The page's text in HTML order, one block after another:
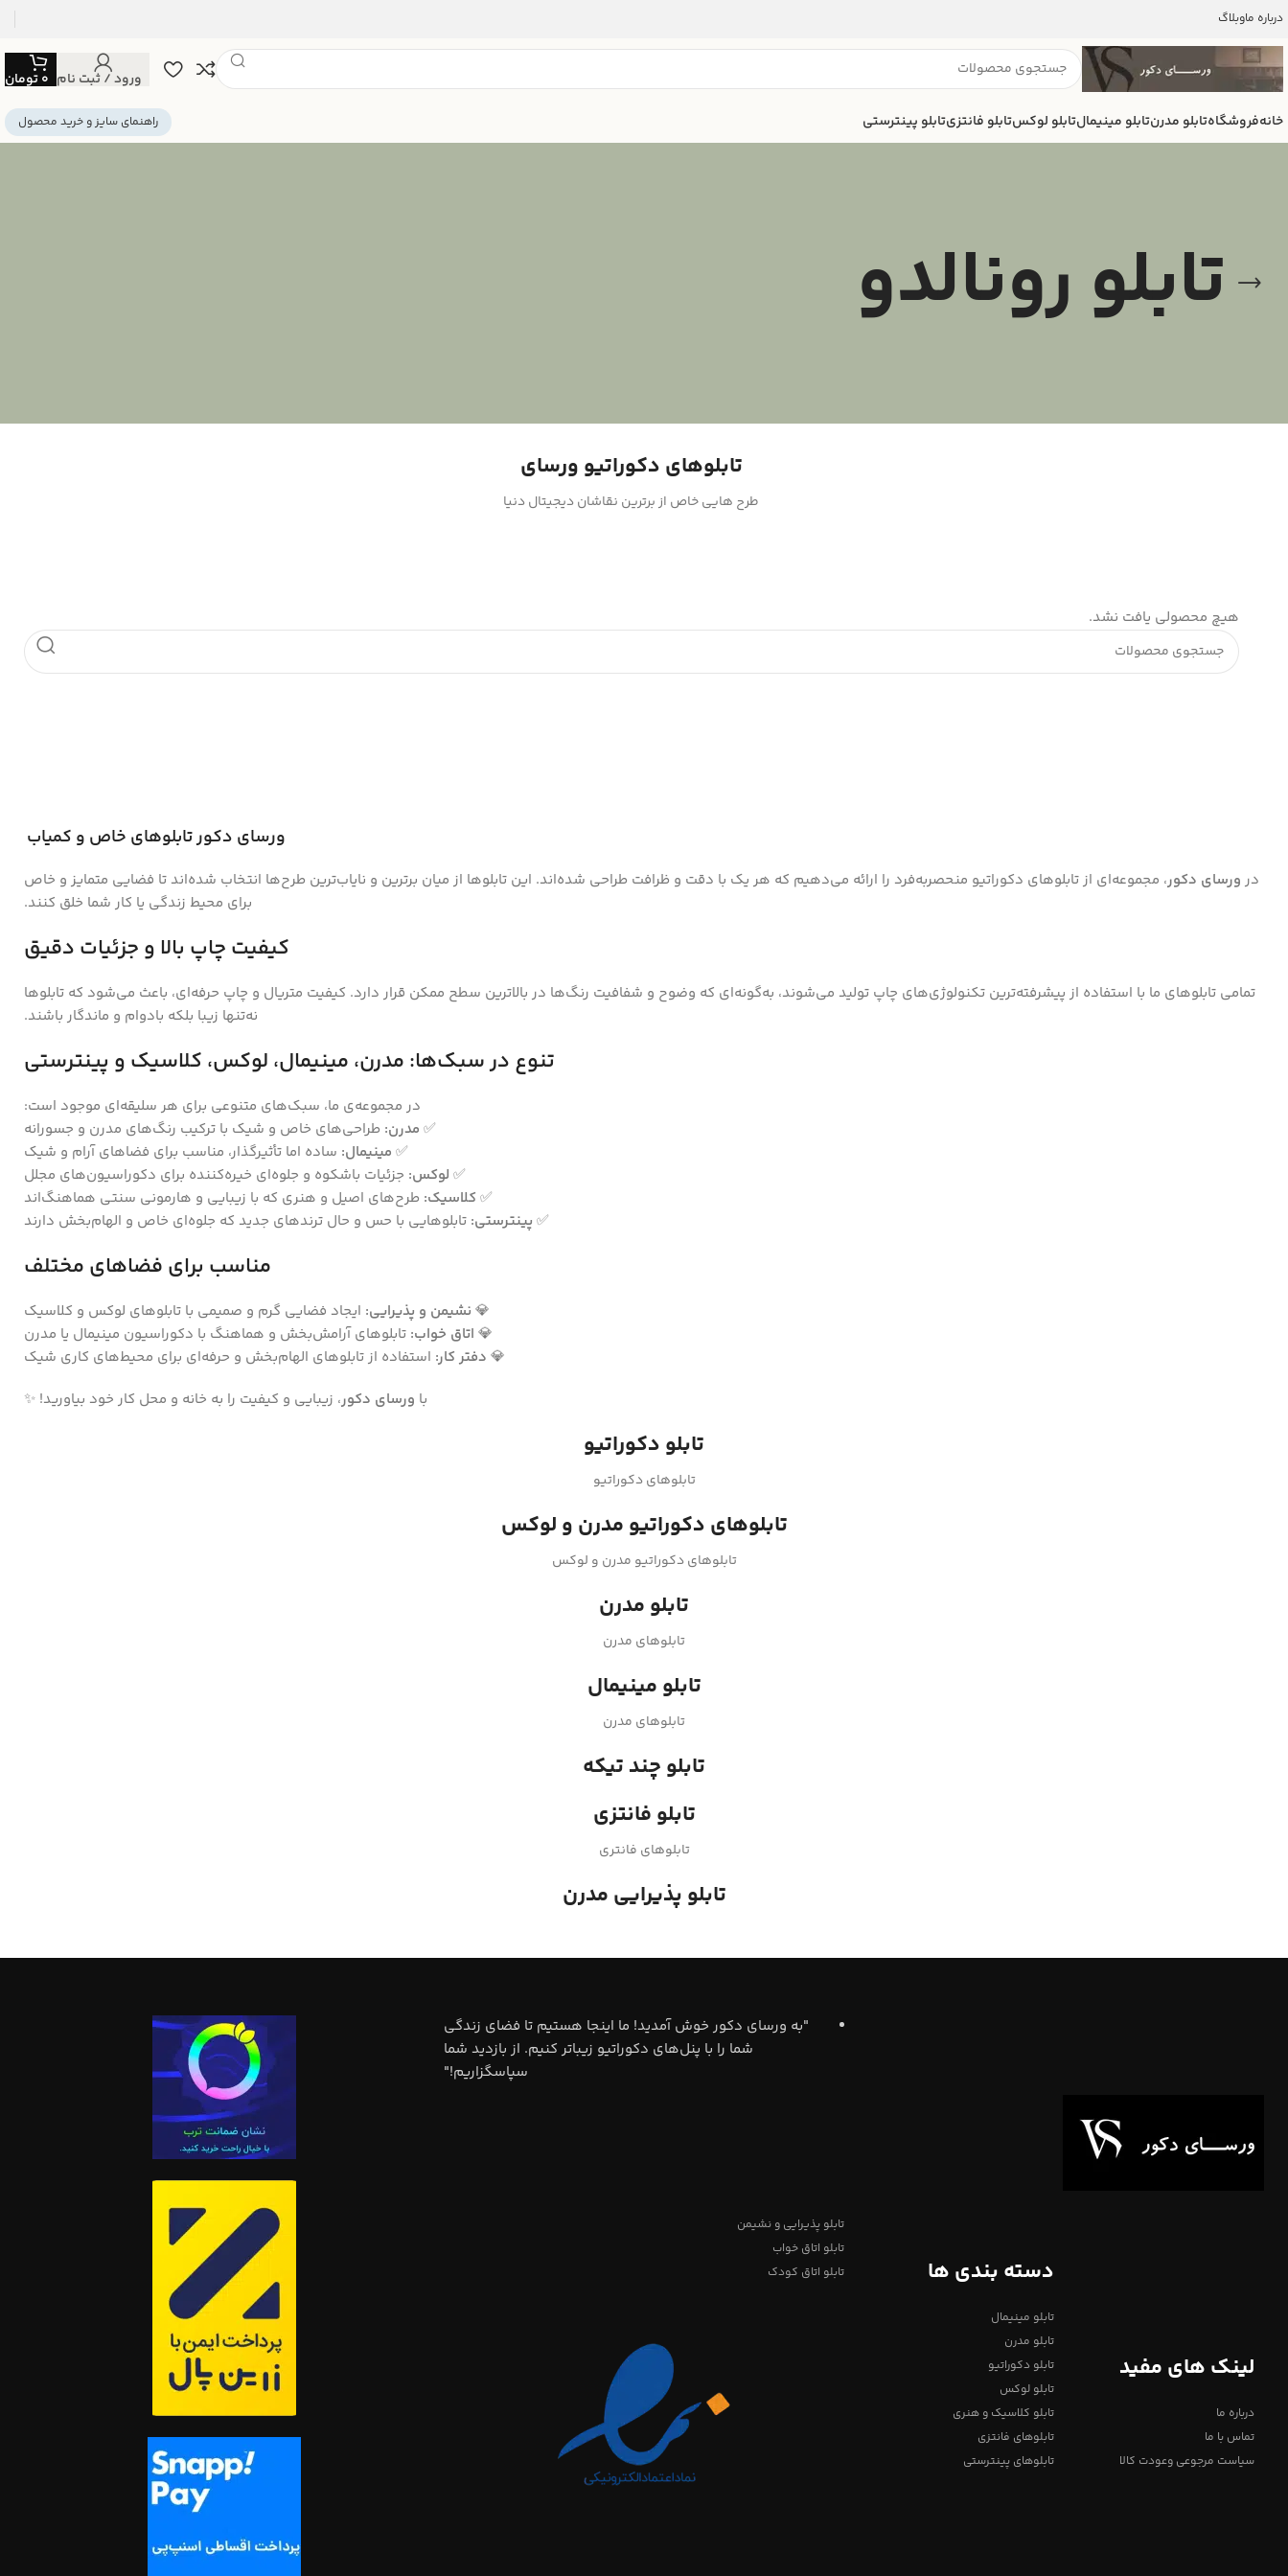
درباره ماوبلاگ
ورود / ثبت نام 0تومان
خانهفروشگاهتابلو مدرنتابلو مینیمالتابلو لوکستابلو فانتزیتابلو پینترستی راهنمای سایز و خرید محصول
تابلو رونالدو
تابلوهای دکوراتیو ورسای
طرح هایی خاص از برترین نقاشان دیجیتال دنیا
هیچ محصولی یافت نشد.
ورسای دکور تابلوهای خاص و کمیاب
در ورسای دکور، مجموعه‌ای از تابلوهای دکوراتیو منحصر‌به‌فرد را ارائه می‌دهیم که هر یک با دقت و ظرافت طراحی شده‌اند. این تابلوها از میان برترین و نایاب‌ترین طرح‌ها انتخاب شده‌اند تا فضایی متمایز و خاص
برای محیط زندگی یا کار شما خلق کنند.
کیفیت چاپ بالا و جزئیات دقیق
تمامی تابلوهای ما با استفاده از پیشرفته‌ترین تکنولوژی‌های چاپ تولید می‌شوند، به‌گونه‌ای که وضوح و شفافیت رنگ‌ها در بالاترین سطح ممکن قرار دارد. کیفیت متریال و چاپ حرفه‌ای، باعث می‌شود که تابلوها
نه‌تنها زیبا بلکه بادوام و ماندگار باشند.
تنوع در سبک‌ها: مدرن، مینیمال، لوکس، کلاسیک و پینترستی
در مجموعه‌ی ما، سبک‌های متنوعی برای هر سلیقه‌ای موجود است:
✅ مدرن: طراحی‌های خاص و شیک با ترکیب رنگ‌های مدرن و جسورانه
✅ مینیمال: ساده اما تأثیرگذار، مناسب برای فضاهای آرام و شیک
✅ لوکس: جزئیات باشکوه و جلوه‌ای خیره‌کننده برای دکوراسیون‌های مجلل
✅ کلاسیک: طرح‌های اصیل و هنری که با زیبایی و هارمونی سنتی هماهنگ‌اند
✅ پینترستی: تابلوهایی با حس و حال ترندهای جدید که جلوه‌ای خاص و الهام‌بخش دارند
مناسب برای فضاهای مختلف
💎 نشیمن و پذیرایی: ایجاد فضایی گرم و صمیمی با تابلوهای لوکس و کلاسیک
💎 اتاق خواب: تابلوهای آرامش‌بخش و هماهنگ با دکوراسیون مینیمال یا مدرن
💎 دفتر کار: استفاده از تابلوهای الهام‌بخش و حرفه‌ای برای محیط‌های کاری شیک
با ورسای دکور، زیبایی و کیفیت را به خانه و محل کار خود بیاورید! ✨
تابلو دکوراتیو
تابلوهای دکوراتیو
تابلوهای دکوراتیو مدرن و لوکس
تابلوهای دکوراتیو مدرن و لوکس
تابلو مدرن
تابلوهای مدرن
تابلو مینیمال
تابلوهای مدرن
تابلو چند تیکه
تابلو فانتزی
تابلوهای فانتری
تابلو پذیرایی مدرن
لینک های مفید
درباره ما
تماس با ما
سیاست مرجوعی وعودت کالا
دسته بندی ها
تابلو مینیمال
تابلو مدرن
تابلو دکوراتیو
تابلو لوکس
تابلو کلاسیک و هنری
تابلوهای فانتزی
تابلوهای پینترستی
"به ورسای دکور خوش آمدید! ما اینجا هستیم تا فضای زندگی
شما را با پنل‌های دکوراتیو زیباتر کنیم. از بازدید شما
سپاسگزاریم!"
تابلو پذیرایی و نشیمن
تابلو اتاق خواب
تابلو اتاق کودک